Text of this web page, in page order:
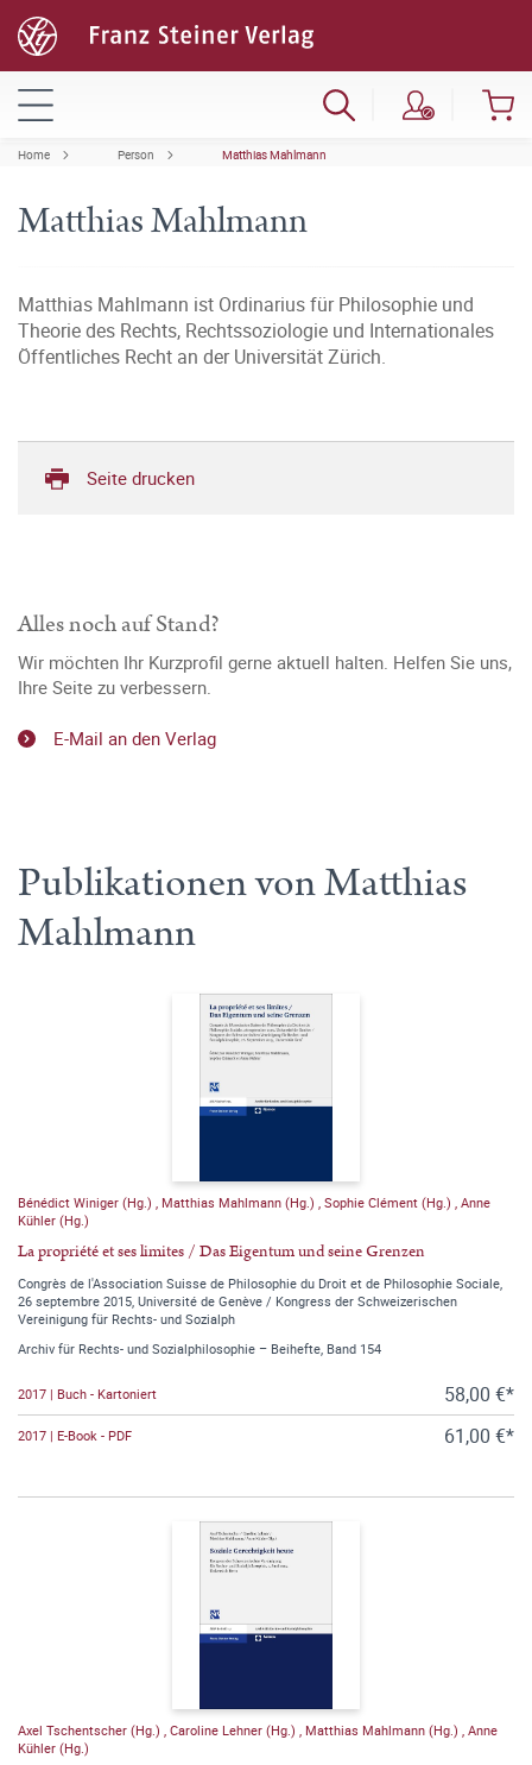
Home Person Matthias Mahlmann
Matthias Mahlmann
Matthias Mahlmann ist Ordinarius für Philosophie und
Theorie des Rechts, Rechtssoziologie und Internationales
Öffentliches Recht an der Universität Zürich.
Seite drucken
Alles noch auf Stand?
Wir möchten Ihr Kurzprofil gerne aktuell halten. Helfen Sie uns,
Ihre Seite zu verbessern.
E-Mail an den Verlag
Publikationen von Matthias
Mahlmann
Bénédict Winiger (Hg.) Matthias Mahlmann (Hg.) Sophie Clément (Hg.) Anne
Kühler (Hg.)
La propriété et ses limites / Das Eigentum und seine Grenzen
Congrès de l'Association Suisse de Philosophie du Droit et de Philosophie Sociale,
26 septembre 2015, Université de Genève / Kongress der Schweizerischen
Vereinigung für Rechts- und Sozialph
Archiv für Rechts- und Sozialphilosophie – Beihefte, Band 154
2017 | Buch - Kartoniert 58,00 €*
2017 | E-Book - PDF 61,00 €*
Axel Tschentscher (Hg.) Caroline Lehner (Hg.) Matthias Mahlmann (Hg.) Anne
Kühler (Hg.)